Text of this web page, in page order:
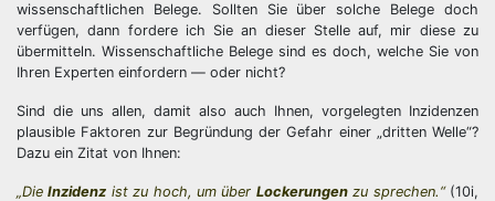
wissenschaftlichen Belege. Sollten Sie über solche Belege doch
verfügen, dann fordere ich Sie an dieser Stelle auf, mir diese zu
übermitteln. Wissenschaftliche Belege sind es doch, welche Sie von
Ihren Experten einfordern — oder nicht?
Sind die uns allen, damit also auch Ihnen, vorgelegten Inzidenzen
plausible Faktoren zur Begründung der Gefahr einer „dritten Welle“?
Dazu ein Zitat von Ihnen:
„DieInzidenz ist zu hoch, um über Lockerungenzu sprechen.“(10i,